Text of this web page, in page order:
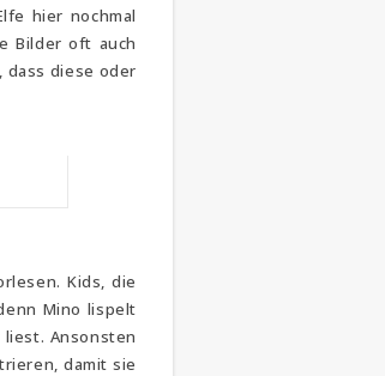
hier nochmal
Bilder oft auch
dass diese oder
Kids, die
Mino lispelt
Ansonsten
damit sie